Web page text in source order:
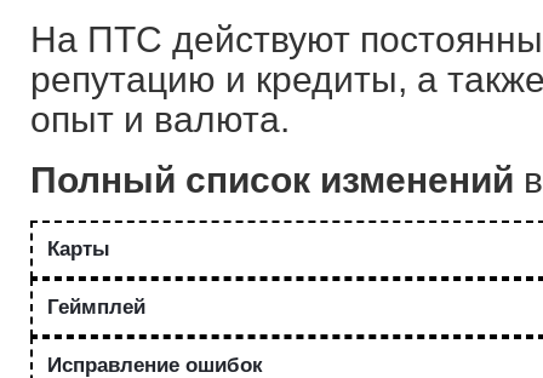
На ПТС действуют
репутацию и кредиты, а
опыт и валюта.
Полный список изменений
Карты
Геймплей
Исправление ошибок